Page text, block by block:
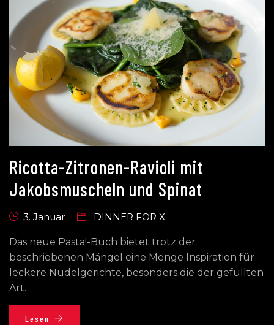
Ricotta-Zitronen-Ravioli mit
Jakobsmuscheln und Spinat
3. Januar DINNER FOR X
Das neue Pasta!-Buch bietet trotz der
beschriebenen Mängel eine Menge Inspiration für
leckere Nudelgerichte, besonders die der gefüllten
Art.
Lesen